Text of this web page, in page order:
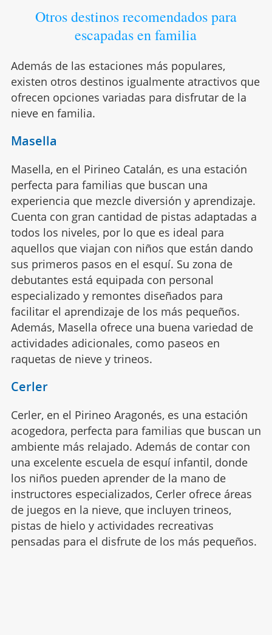
Otros destinos recomendados para
escapadas en familia
Además de las estaciones más populares,
existen otros destinos igualmente atractivos que
ofrecen opciones variadas para disfrutar de la
nieve en familia.
Masella
Masella, en el Pirineo Catalán, es una estación
perfecta para familias que buscan una
experiencia que mezcle diversión y aprendizaje.
Cuenta con gran cantidad de pistas adaptadas a
todos los niveles, por lo que es ideal para
aquellos que viajan con niños que están dando
sus primeros pasos en el esquí. Su zona de
debutantes está equipada con personal
especializado y remontes diseñados para
facilitar el aprendizaje de los más pequeños.
Además, Masella ofrece una buena variedad de
actividades adicionales, como paseos en
raquetas de nieve y trineos.
Cerler
Cerler, en el Pirineo Aragonés, es una estación
acogedora, perfecta para familias que buscan un
ambiente más relajado. Además de contar con
una excelente escuela de esquí infantil, donde
los niños pueden aprender de la mano de
instructores especializados, Cerler ofrece áreas
de juegos en la nieve, que incluyen trineos,
pistas de hielo y actividades recreativas
pensadas para el disfrute de los más pequeños.